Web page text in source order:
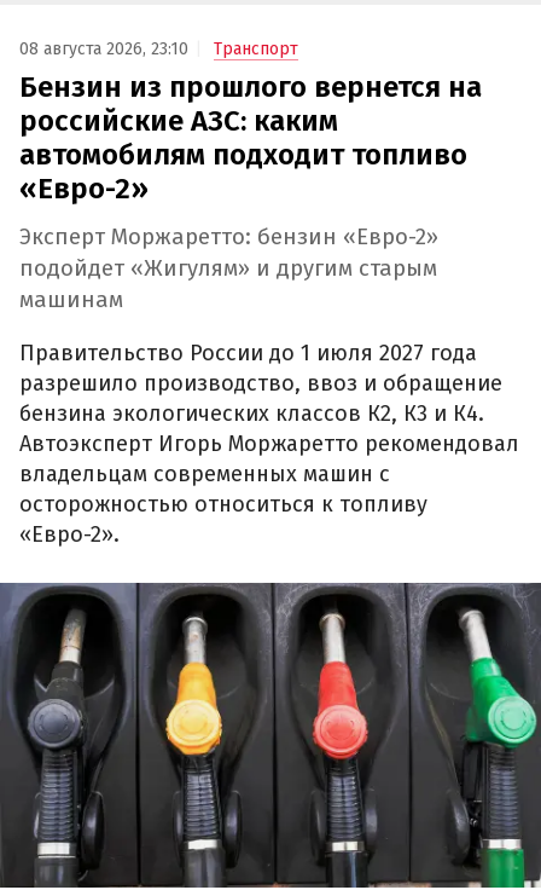
08 августа 2026, 23:10 Транспорт
Бензин из прошлого вернется на
российские АЗС: каким
автомобилям подходит топливо
«Евро-2»
Эксперт Моржаретто: бензин «Евро-2»
подойдет «Жигулям» и другим старым
машинам
Правительство России до 1 июля 2027 года
разрешило производство, ввоз и обращение
бензина экологических классов К2, К3 и К4.
Автоэксперт Игорь Моржаретто рекомендовал
владельцам современных машин с
осторожностью относиться к топливу
«Евро-2».